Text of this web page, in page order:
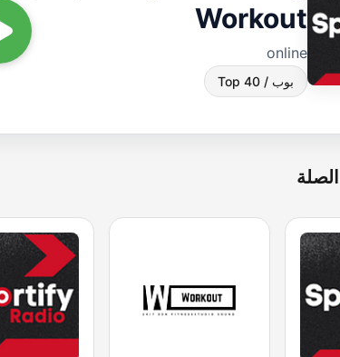
Workout
online
بوب / Top 40